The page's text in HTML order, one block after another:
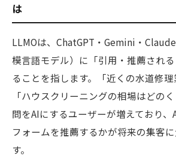
は
LLMOは、ChatGPT・Gemini・
模言語モデル）に「引用・推薦され
ることを指します。「近くの水道修理
「ハウスクリーニングの相場はどの
問をAIにするユーザーが増えており、
フォームを推薦するかが将来の集客
す。